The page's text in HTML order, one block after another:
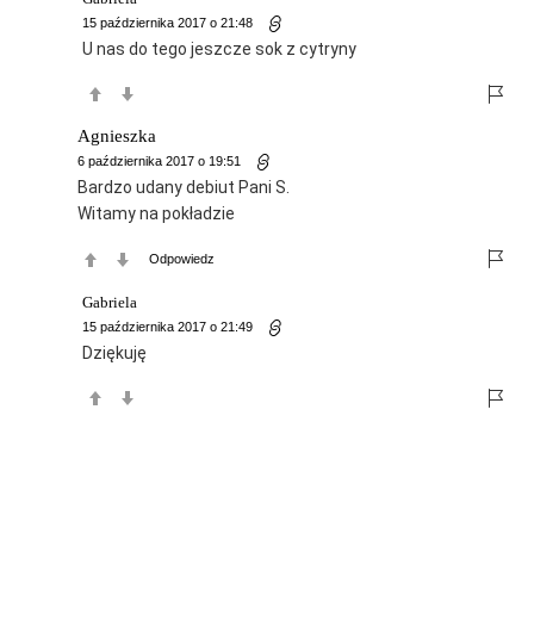
15 października 2017 o 21:48
U nas do tego jeszcze sok z cytryny
Agnieszka
6 października 2017 o 19:51
Bardzo udany debiut Pani S.
Witamy na pokładzie
Odpowiedz
Gabriela
15 października 2017 o 21:49
Dziękuję